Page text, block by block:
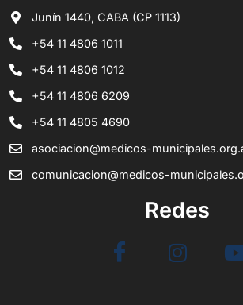
Junín 1440, CABA (CP 1113)
+54 11 4806 1011
+54 11 4806 1012
+54 11 4806 6209
+54 11 4805 4690
asociacion@medicos-
comunicacion@medicos-
Redes